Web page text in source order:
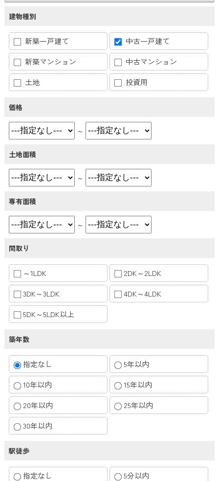
建物種別
新築一戸建て
中古一戸建て
新築マンション
中古マンション
土地
投資用
価格
～
土地面積
～
専有面積
～
間取り
～1LDK
2DK～2LDK
3DK～3LDK
4DK～4LDK
5DK～5LDK以上
築年数
指定なし
5年以内
10年以内
15年以内
20年以内
25年以内
30年以内
駅徒歩
指定なし
5分以内